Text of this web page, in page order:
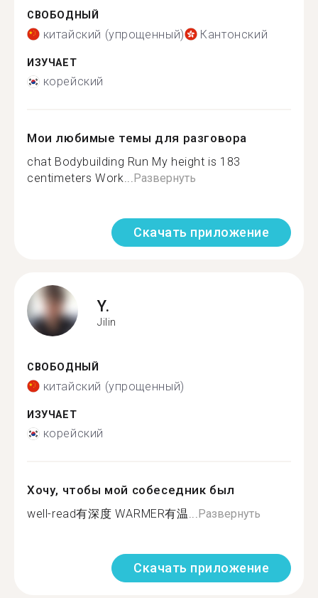
СВОБОДНЫЙ
китайский (упрощенный) Кантонский
ИЗУЧАЕТ
корейский
Мои любимые темы для разговора
chat Bodybuilding Run My height is 183
centimeters Work...Развернуть
Скачать приложение
Y.
Jilin
СВОБОДНЫЙ
китайский (упрощенный)
ИЗУЧАЕТ
корейский
Хочу, чтобы мой собеседник был
well-read有深度 WARMER有温...Развернуть
Скачать приложение